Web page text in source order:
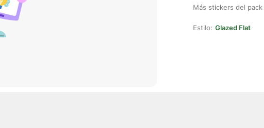
Más stickers del pack
Estilo: Glazed Flat